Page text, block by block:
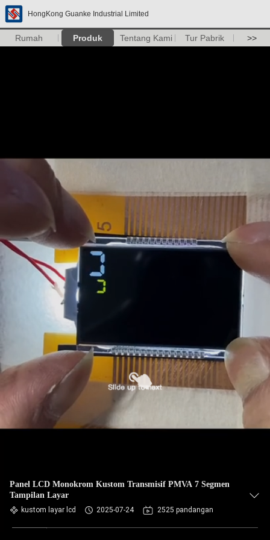
HongKong Guanke Industrial Limited
Rumah Produk Tentang Kami Tur Pabrik >>
Panel LCD Monokrom Kustom Transmisif PMVA 7 Segmen
Tampilan Layar
kustom layar lcd 2025-07-24 2525 pandangan